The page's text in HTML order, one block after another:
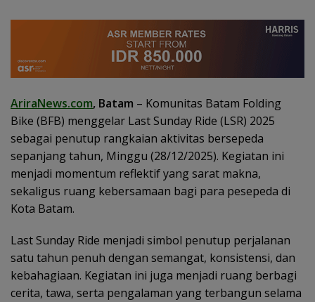
AriraNews.com, Batam – Komunitas Batam Folding
Bike (BFB) menggelar Last Sunday Ride (LSR) 2025
sebagai penutup rangkaian aktivitas bersepeda
sepanjang tahun, Minggu (28/12/2025). Kegiatan ini
menjadi momentum reflektif yang sarat makna,
sekaligus ruang kebersamaan bagi para pesepeda di
Kota Batam.
Last Sunday Ride menjadi simbol penutup perjalanan
satu tahun penuh dengan semangat, konsistensi, dan
kebahagiaan. Kegiatan ini juga menjadi ruang berbagi
cerita, tawa, serta pengalaman yang terbangun selama